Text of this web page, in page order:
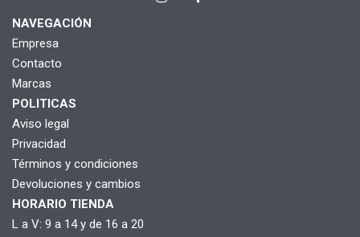
NAVEGACIÓN
Empresa
Contacto
Marcas
POLITICAS
Aviso legal
Privacidad
Términos y condiciones
Devoluciones y cambios
HORARIO TIENDA
L a V: 9 a 14 y de 16 a 20